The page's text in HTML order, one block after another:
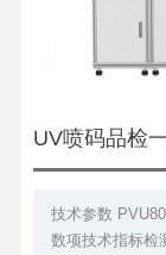
UV喷码品检
技术参数
数项​​技术指标​检